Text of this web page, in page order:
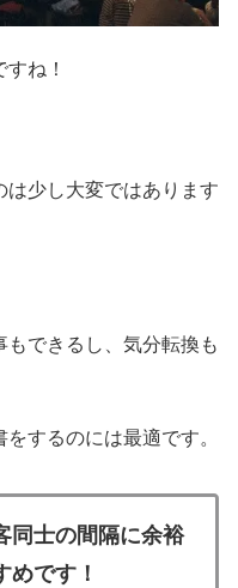
ね！
少し大変ではあります
できるし、気分転換も
するのには最適です。
同士の間隔に余裕
です！